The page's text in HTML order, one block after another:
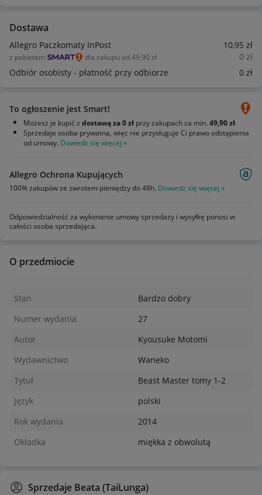
Dostawa
Allegro Paczkomaty InPost 10,95 zł
z pakietem dla zakupu od 49,90 zł 0 zł
Odbiór osobisty - płatność przy odbiorze
0 zł
To ogłoszenie jest Smart!
Możesz je kupić z dostawą za 0 zł przy zakupach za min. 49,90 zł.
Sprzedaje osoba prywatna, więc nie przysługuje Ci prawo odstąpienia
od umowy. Dowiedz się więcej »
Allegro Ochrona Kupujących
100% zakupów ze zwrotem pieniędzy do 48h. Dowiedz się więcej »
Odpowiedzialność za wykonanie umowy sprzedaży i wysyłkę ponosi w
całości osoba sprzedająca.
O przedmiocie
Stan
Bardzo dobry
Numer wydania
27
Autor
Kyousuke Motomi
Wydawnictwo
Waneko
Tytuł
Beast Master tomy 1-2
Język
polski
Rok wydania
2014
Okładka
miękka z obwolutą
Sprzedaje Beata (TaiLunga)